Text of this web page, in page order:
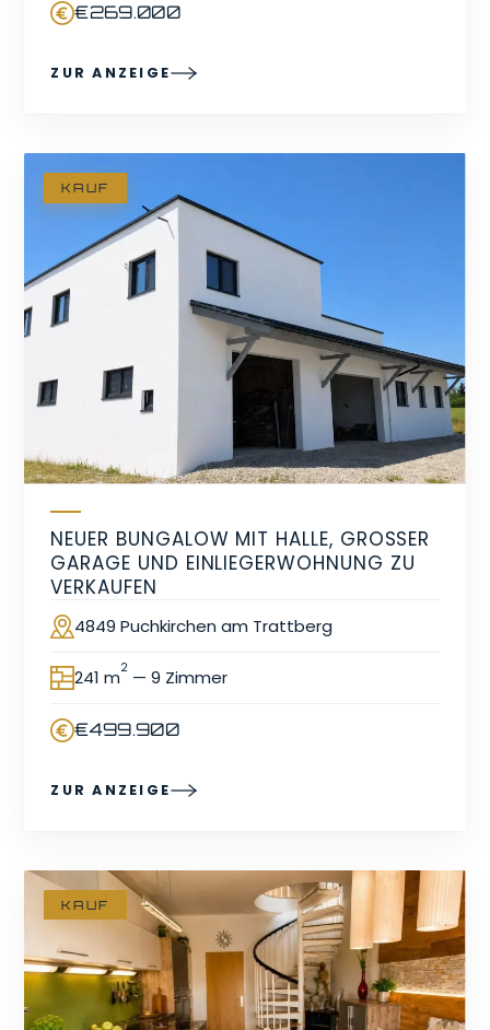
Preis
€269.000
ZUR ANZEIGE
KAUF
NEUER BUNGALOW MIT HALLE, GROSSER G
ARAGE UND EINLIEGERWOHNUNG ZU V
ERKAUFEN
Ort4849 Puchkirchen am Trattberg
Fläche
241 m2 — 9 Zimmer
Preis
€499.900
ZUR ANZEIGE
KAUF